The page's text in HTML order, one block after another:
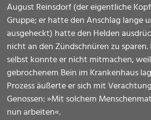
August Reinsdorf (der eigentliche
Gruppe; er hatte den Anschlag lange
ausgeheckt) hatte den Helden
nicht an den Zündschnüren zu
selbst konnte er nicht mitmachen,
gebrochenem Bein im Krankenhaus
Prozess äußerte er sich mit
Genossen: »Mit solchem
nun arbeiten«.